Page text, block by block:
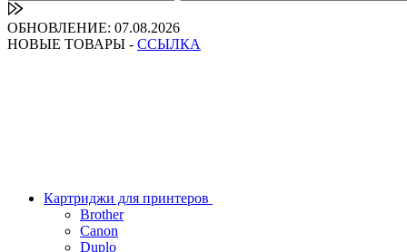
ОБНОВЛЕНИЕ: 07.08.2026
НОВЫЕ ТОВАРЫ - ССЫЛКА
Картриджи для принтеров
Brother
Canon
Duplo